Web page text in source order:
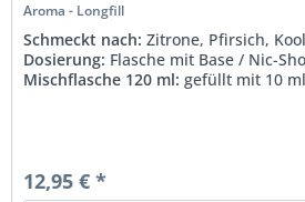
Aroma - Longfill
Schmeckt nach: Zitrone, Pfirsich,
Dosierung: Flasche mit Base / Nic-
Mischflasche 120 ml: gefüllt mit 10
12,95 € *